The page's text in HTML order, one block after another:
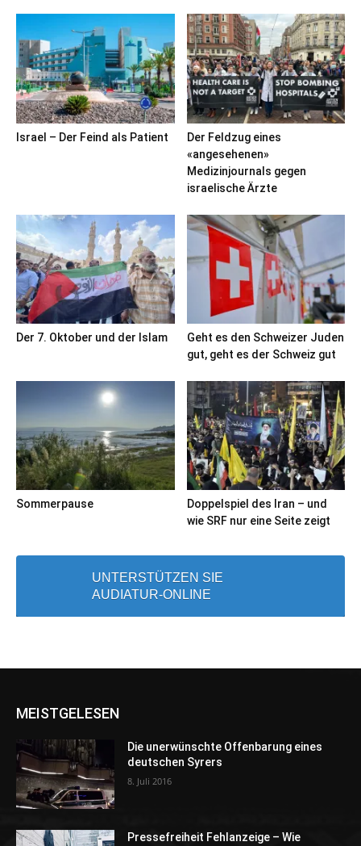
Israel – Der Feind als Patient
Der Feldzug eines
«angesehenen»
Medizinjournals gegen
israelische Ärzte
Der 7. Oktober und der Islam
Geht es den Schweizer Juden
gut, geht es der Schweiz gut
Sommerpause
Doppelspiel des Iran – und
wie SRF nur eine Seite zeigt
UNTERSTÜTZEN SIE
AUDIATUR-ONLINE
MEISTGELESEN
Die unerwünschte Offenbarung eines
deutschen Syrers
8. Juli 2016
Pressefreiheit Fehlanzeige – Wie